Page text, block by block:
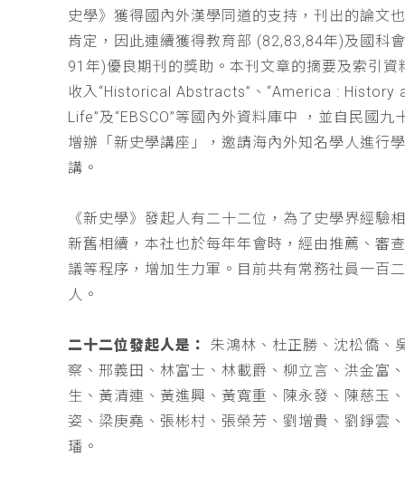
史學》獲得國內外漢學同道的支持，刊出的論文
肯定，因此連續獲得教育部 (82,83,84年)及國科
91年)優良期刊的獎助。本刊文章的摘要及索引資
收入“Historical Abstracts”、“America : History
Life”及“EBSCO”等國內外資料庫中 ，並自民國九
增辦「新史學講座」，邀請海內外知名學人進行
講。
《新史學》發起人有二十二位，為了史學界經驗
新舊相續，本社也於每年年會時，經由推薦、審
議等程序，增加生力軍。目前共有常務社員一百
人。
二十二位發起人是：
朱鴻林、杜正勝、沈松僑、
察、邢義田、林富士、林載爵、柳立言、洪金富
生、黃清連、黃進興、黃寬重、陳永發、陳慈玉
姿、梁庚堯、張彬村、張榮芳、劉增貴、劉錚雲
璠。